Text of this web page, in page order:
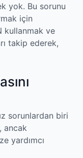
yok. Bu sorunu
için
kullanmak ve
takip ederek,
sorunlardan biri
ancak
yardımcı